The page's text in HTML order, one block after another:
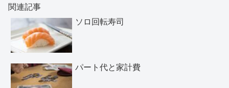
関連記事
ソロ回転寿司
パート代と家計費